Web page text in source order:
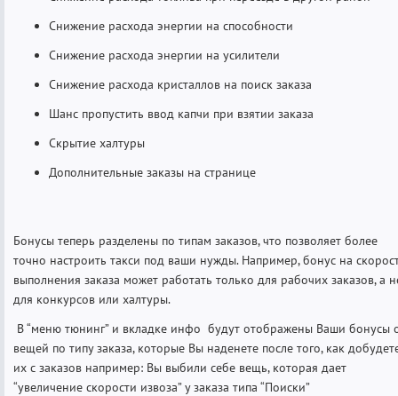
Снижение расхода энергии на способности
Снижение расхода энергии на усилители
Снижение расхода кристаллов на поиск заказа
Шанс пропустить ввод капчи при взятии заказа
Скрытие халтуры
Дополнительные заказы на странице
Бонусы теперь разделены по типам заказов, что позволяет более
точно настроить такси под ваши нужды. Например, бонус на
выполнения заказа может работать только для рабочих заказов, а
для конкурсов или халтуры.
В “меню тюнинг” и вкладке инфо будут отображены Ваши бонусы
вещей по типу заказа, которые Вы наденете после того, как
их с заказов например: Вы выбили себе вещь, которая дает
“увеличение скорости извоза” у заказа типа “Поиски”